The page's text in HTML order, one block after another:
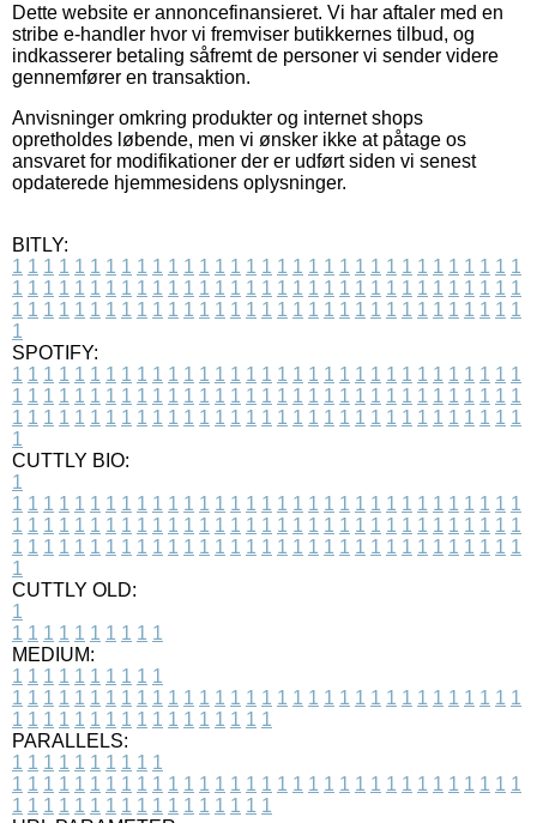
Dette website er annoncefinansieret. Vi har aftaler med en
stribe e-handler hvor vi fremviser butikkernes tilbud, og
indkasserer betaling såfremt de personer vi sender videre
gennemfører en transaktion.
Anvisninger omkring produkter og internet shops
opretholdes løbende, men vi ønsker ikke at påtage os
ansvaret for modifikationer der er udført siden vi senest
opdaterede hjemmesidens oplysninger.
BITLY:
1 1 1 1 1 1 1 1 1 1 1 1 1 1 1 1 1 1 1 1 1 1 1 1 1 1 1 1 1 1 1 1 1
1 1 1 1 1 1 1 1 1 1 1 1 1 1 1 1 1 1 1 1 1 1 1 1 1 1 1 1 1 1 1 1 1
1 1 1 1 1 1 1 1 1 1 1 1 1 1 1 1 1 1 1 1 1 1 1 1 1 1 1 1 1 1 1 1 1
1
SPOTIFY:
1 1 1 1 1 1 1 1 1 1 1 1 1 1 1 1 1 1 1 1 1 1 1 1 1 1 1 1 1 1 1 1 1
1 1 1 1 1 1 1 1 1 1 1 1 1 1 1 1 1 1 1 1 1 1 1 1 1 1 1 1 1 1 1 1 1
1 1 1 1 1 1 1 1 1 1 1 1 1 1 1 1 1 1 1 1 1 1 1 1 1 1 1 1 1 1 1 1 1
1
CUTTLY BIO:
1
1 1 1 1 1 1 1 1 1 1 1 1 1 1 1 1 1 1 1 1 1 1 1 1 1 1 1 1 1 1 1 1 1
1 1 1 1 1 1 1 1 1 1 1 1 1 1 1 1 1 1 1 1 1 1 1 1 1 1 1 1 1 1 1 1 1
1 1 1 1 1 1 1 1 1 1 1 1 1 1 1 1 1 1 1 1 1 1 1 1 1 1 1 1 1 1 1 1 1
1
CUTTLY OLD:
1
1 1 1 1 1 1 1 1 1 1
MEDIUM:
1 1 1 1 1 1 1 1 1 1
1 1 1 1 1 1 1 1 1 1 1 1 1 1 1 1 1 1 1 1 1 1 1 1 1 1 1 1 1 1 1 1 1
1 1 1 1 1 1 1 1 1 1 1 1 1 1 1 1 1
PARALLELS:
1 1 1 1 1 1 1 1 1 1
1 1 1 1 1 1 1 1 1 1 1 1 1 1 1 1 1 1 1 1 1 1 1 1 1 1 1 1 1 1 1 1 1
1 1 1 1 1 1 1 1 1 1 1 1 1 1 1 1 1